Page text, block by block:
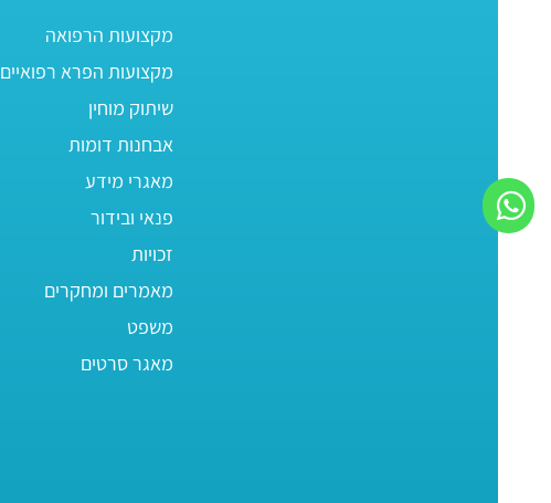
מקצועות הרפואה
מקצועות הפרא רפואיים
שיתוק מוחין
אבחנות דומות
מאגרי מידע
פנאי ובידור
זכויות
מאמרים ומחקרים
משפט
מאגר סרטים